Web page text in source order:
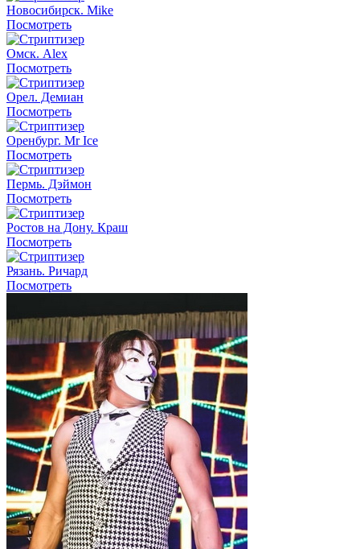
Новосибирск. Mike
Посмотреть
Омск. Alex
Посмотреть
Орел. Демиан
Посмотреть
Оренбург. Mr Ice
Посмотреть
Пермь. Дэймон
Посмотреть
Ростов на Дону. Краш
Посмотреть
Рязань. Ричард
Посмотреть